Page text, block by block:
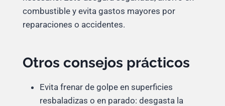
combustible y evita gastos mayores por
reparaciones o accidentes.
Otros consejos prácticos
Evita frenar de golpe en superficies
resbaladizas o en parado: desgasta la